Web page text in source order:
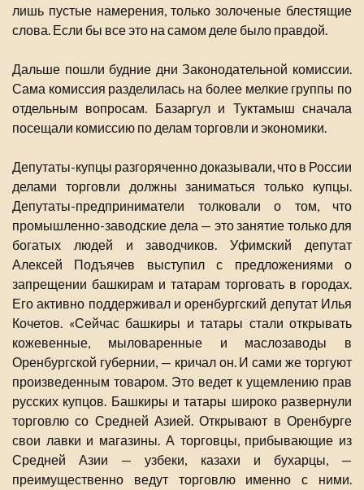
лишь пустые намерения, только золоченые блестящие
слова. Если бы все это на самом деле было правдой.
Дальше пошли будние дни Законодательной комиссии.
Сама комиссия разделилась на более мелкие группы по
отдельным вопросам. Базаргул и Туктамыш сначала
посещали комиссию по делам торговли и экономики.
Депутаты-купцы разгоряченно доказывали, что в России
делами торговли должны заниматься только купцы.
Депутаты-предприниматели толковали о том, что
промышленно-заводские дела — это занятие только для
богатых людей и заводчиков. Уфимский депутат
Алексей Подъячев выступил с предложениями о
запрещении башкирам и татарам торговать в городах.
Его активно поддерживал и оренбургский депутат Илья
Кочетов. «Сейчас башкиры и татары стали открывать
кожевенные, мыловаренные и маслозаводы в
Оренбургской губернии, — кричал он. И сами же торгуют
произведенным товаром. Это ведет к ущемлению прав
русских купцов. Башкиры и татары широко развернули
торговлю со Средней Азией. Открывают в Оренбурге
свои лавки и магазины. А торговцы, прибывающие из
Средней Азии — узбеки, казахи и бухарцы, —
преимущественно ведут торговлю именно с ними.